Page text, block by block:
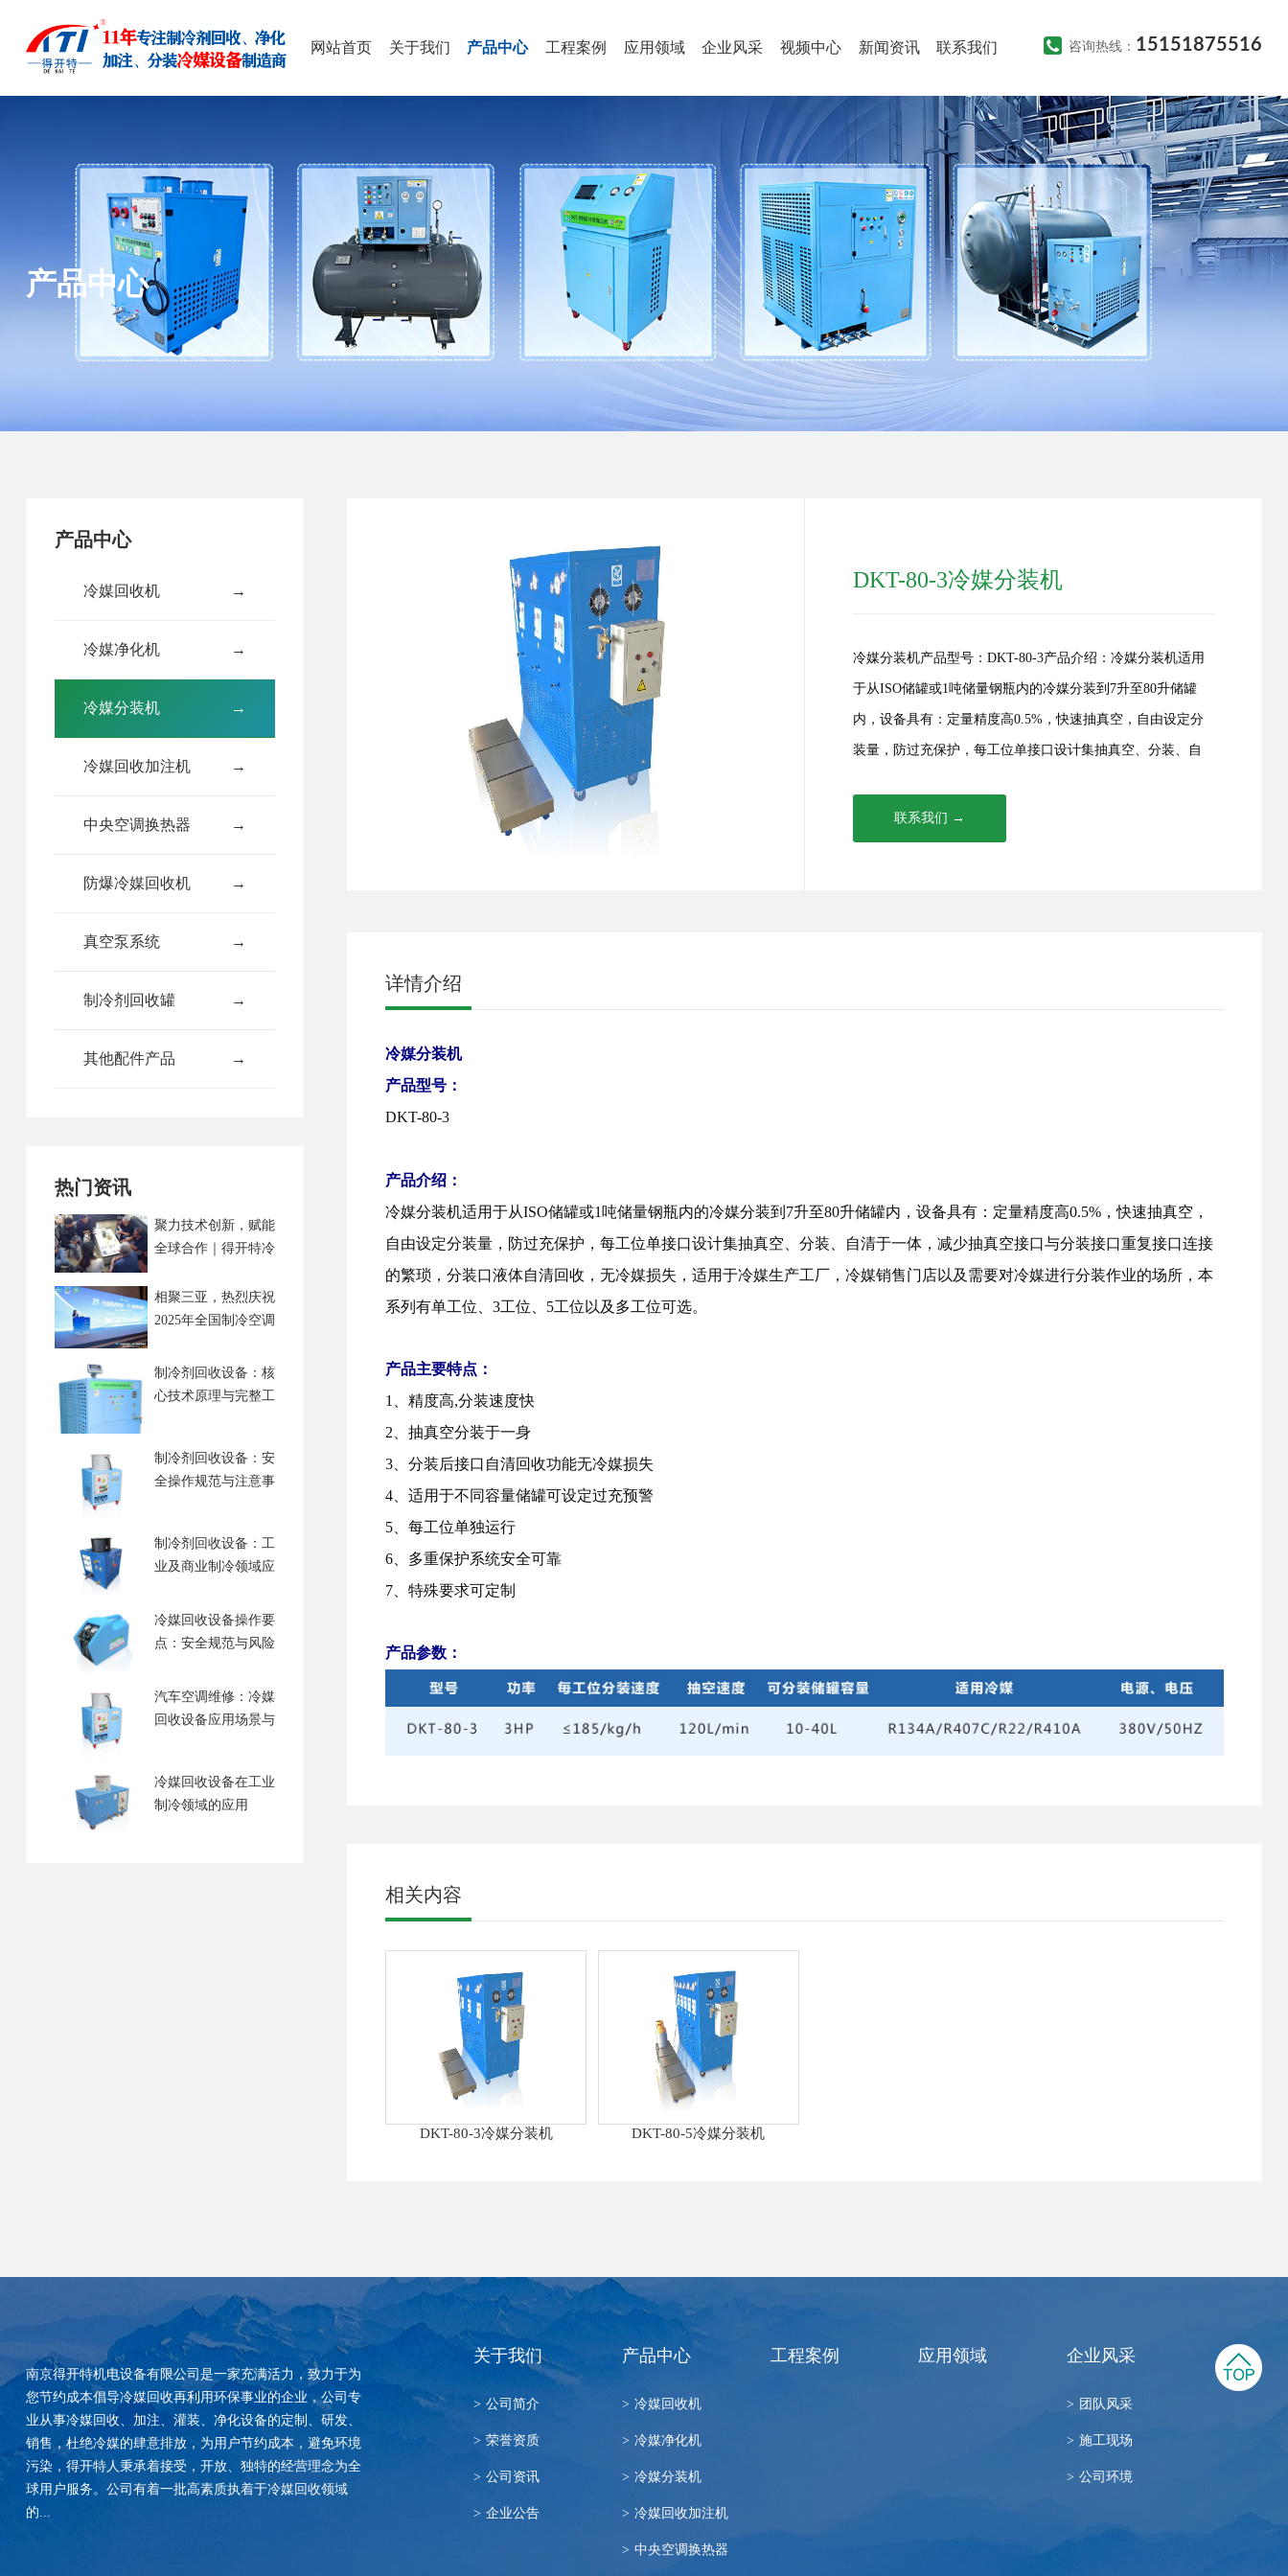
咨询热线： 15151875516
网站首页 关于我们 产品中心 工程案例 应用领域 企业风采 视频中心 新闻资讯 联系我们
产品中心
产品中心
冷媒回收机 →
冷媒净化机 →
冷媒分装机 →
冷媒回收加注机 →
中央空调换热器 →
防爆冷媒回收机 →
真空泵系统 →
制冷剂回收罐 →
其他配件产品 →
热门资讯
聚力技术创新，赋能
全球合作｜得开特冷
术交流会
相聚三亚，热烈庆祝
2025年全国制冷空调
制冷剂回收设备：核
心技术原理与完整工
制冷剂回收设备：安
全操作规范与注意事
制冷剂回收设备：工
业及商业制冷领域应
冷媒回收设备操作要
点：安全规范与风险
汽车空调维修：冷媒
回收设备应用场景与
冷媒回收设备在工业
制冷领域的应用
DKT-80-3冷媒分装机
冷媒分装机产品型号：DKT-80-3产品介绍：冷媒分装机适用
于从ISO储罐或1吨储量钢瓶内的冷媒分装到7升至80升储罐
内，设备具有：定量精度高0.5%，快速抽真空，自由设定分
装量，防过充保护，每工位单接口设计集抽真空、分装、自
联系我们 →
详情介绍
冷媒分装机
产品型号：
DKT-80-3
产品介绍：
冷媒分装机适用于从ISO储罐或1吨储量钢瓶内的冷媒分装到7升至80升储罐内，设备具有：定量精度高0.5%，快速抽真空，
自由设定分装量，防过充保护，每工位单接口设计集抽真空、分装、自清于一体，减少抽真空接口与分装接口重复接口连接
的繁琐，分装口液体自清回收，无冷媒损失，适用于冷媒生产工厂，冷媒销售门店以及需要对冷媒进行分装作业的场所，本
系列有单工位、3工位、5工位以及多工位可选。
产品主要特点：
1、精度高,分装速度快
2、抽真空分装于一身
3、分装后接口自清回收功能无冷媒损失
4、适用于不同容量储罐可设定过充预警
5、每工位单独运行
6、多重保护系统安全可靠
7、特殊要求可定制
产品参数：
相关内容
DKT-80-3冷媒分装机 DKT-80-5冷媒分装机
南京得开特机电设备有限公司是一家充满活力，致力于为
您节约成本倡导冷媒回收再利用环保事业的企业，公司专
业从事冷媒回收、加注、灌装、净化设备的定制、研发、
销售，杜绝冷媒的肆意排放，为用户节约成本，避免环境
污染，得开特人秉承着接受，开放、独特的经营理念为全
球用户服务。公司有着一批高素质执着于冷媒回收领域
的...
关于我们
> 公司简介
> 荣誉资质
> 公司资讯
> 企业公告
产品中心
> 冷媒回收机
> 冷媒净化机
> 冷媒分装机
> 冷媒回收加注机
> 中央空调换热器
工程案例 应用领域 企业风采
> 团队风采
> 施工现场
> 公司环境